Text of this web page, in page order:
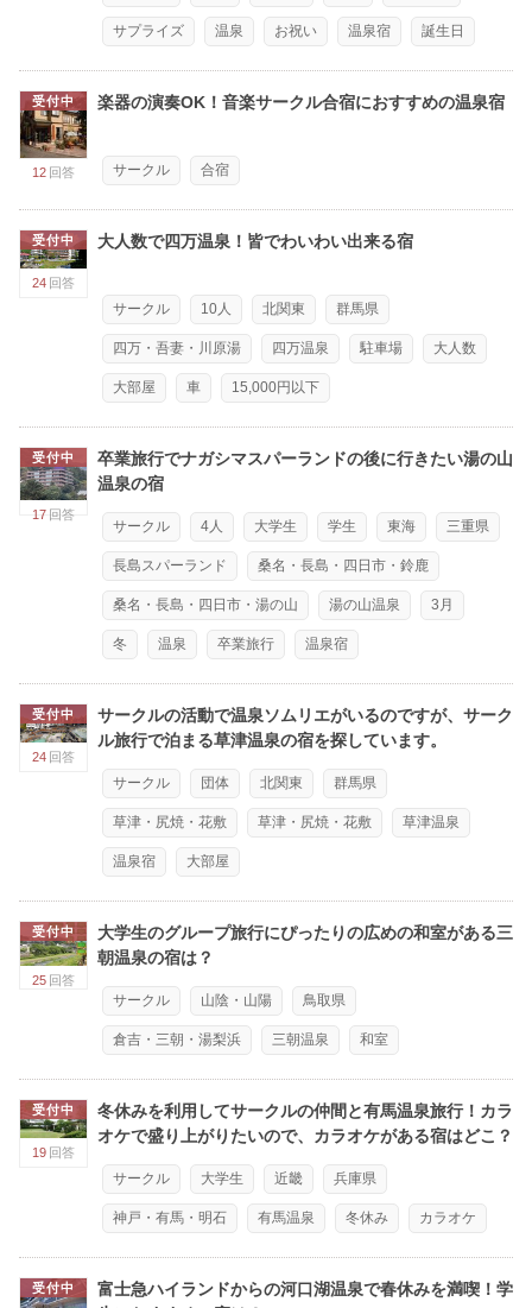
サプライズ 温泉 お祝い 温泉宿 誕生日
受付中
12 回答
楽器の演奏OK！音楽サークル合宿におすすめの温泉宿
サークル 合宿
受付中
24 回答
大人数で四万温泉！皆でわいわい出来る宿
サークル 10人 北関東 群馬県
四万・吾妻・川原湯 四万温泉 駐車場 大人数
大部屋 車 15,000円以下
受付中
17 回答
卒業旅行でナガシマスパーランドの後に行きたい湯の山
温泉の宿
サークル 4人 大学生 学生 東海 三重県
長島スパーランド 桑名・長島・四日市・鈴鹿
桑名・長島・四日市・湯の山 湯の山温泉 3月
冬 温泉 卒業旅行 温泉宿
受付中
24 回答
サークルの活動で温泉ソムリエがいるのですが、サーク
ル旅行で泊まる草津温泉の宿を探しています。
サークル 団体 北関東 群馬県
草津・尻焼・花敷 草津・尻焼・花敷 草津温泉
温泉宿 大部屋
受付中
25 回答
大学生のグループ旅行にぴったりの広めの和室がある三
朝温泉の宿は？
サークル 山陰・山陽 鳥取県
倉吉・三朝・湯梨浜 三朝温泉 和室
受付中
19 回答
冬休みを利用してサークルの仲間と有馬温泉旅行！カラ
オケで盛り上がりたいので、カラオケがある宿はどこ？
サークル 大学生 近畿 兵庫県
神戸・有馬・明石 有馬温泉 冬休み カラオケ
受付中
富士急ハイランドからの河口湖温泉で春休みを満喫！学